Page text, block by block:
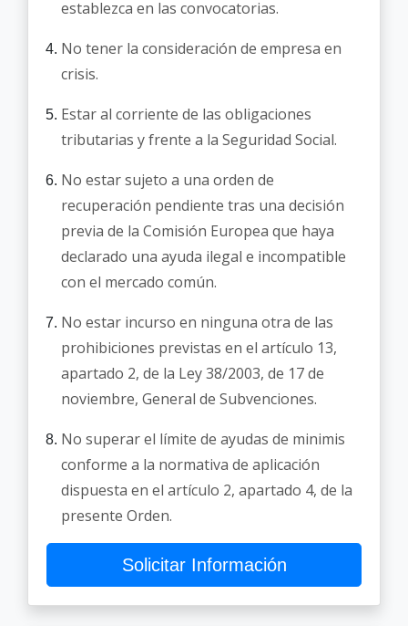
establezca en las convocatorias.
No tener la consideración de empresa en
crisis.
Estar al corriente de las obligaciones
tributarias y frente a la Seguridad Social.
No estar sujeto a una orden de
recuperación pendiente tras una decisión
previa de la Comisión Europea que haya
declarado una ayuda ilegal e incompatible
con el mercado común.
No estar incurso en ninguna otra de las
prohibiciones previstas en el artículo 13,
apartado 2, de la Ley 38/2003, de 17 de
noviembre, General de Subvenciones.
No superar el límite de ayudas de minimis
conforme a la normativa de aplicación
dispuesta en el artículo 2, apartado 4, de la
presente Orden.
Solicitar Información